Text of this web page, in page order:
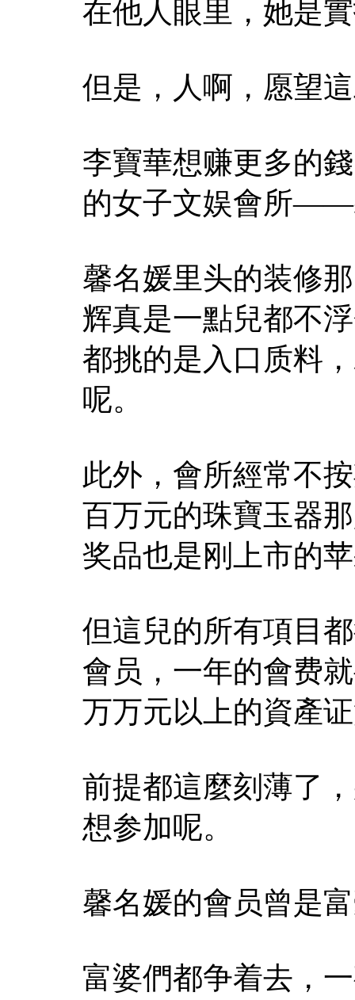
在他人眼里，她是
但是，人啊，愿望
李寶華想赚更多的
的女子文娱會所——
馨名媛里头的装修
辉真是一點兒都不
都挑的是入口质料
呢。
此外，會所經常不
百万元的珠寶玉器
奖品也是刚上市的
但這兒的所有項目
會员，一年的會费
万万元以上的資產
前提都這麼刻薄了
想参加呢。
馨名媛的會员曾是
富婆們都争着去，